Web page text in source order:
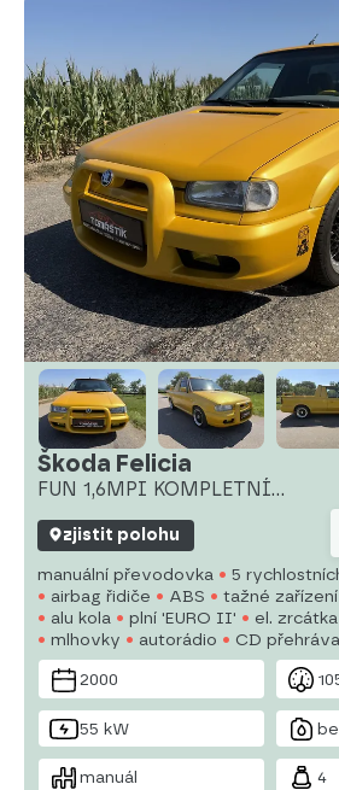
Od nejstaršího inzerátu
Abecedně od A do Z
Abecedně od Z do A
Škoda Felicia
FUN 1,6MPI KOMPLETNÍ
zjistit polohu
manuální převodovka 5
airbag řidiče
ABS tažné zařízení
alu kola
plní 'EURO II' el. zrcátka
mlhovky
autorádio CD
2000
55 kW
manuál 4